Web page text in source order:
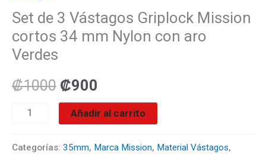
Set de 3 Vástagos Griplock Mission
cortos 34 mm Nylon con aro
Verdes
₡1000 ₡900
Nylon
con
aro
Verdes
Añadir al carrito
Categorías: 35mm, Marca Mission, Material Vástagos,